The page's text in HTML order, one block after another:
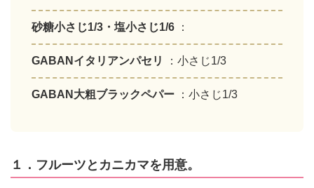
砂糖小さじ1/3・塩小さじ1/6 ：
GABANイタリアンパセリ ：小さじ1/3
GABAN大粗ブラックペパー ：小さじ1/3
１．フルーツとカニカマを用意。